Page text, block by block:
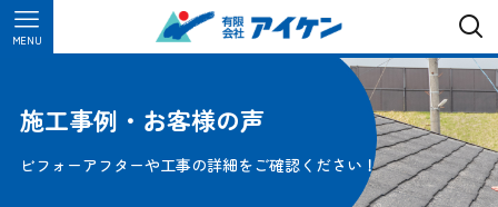
MENU
施工事例・お客様の声
ビフォーアフターや工事の詳細をご確認ください！